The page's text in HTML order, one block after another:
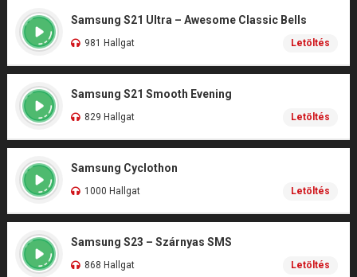
Samsung S21 Ultra – Awesome Classic Bells
981 Hallgat Letöltés
Samsung S21 Smooth Evening
829 Hallgat Letöltés
Samsung Cyclothon
1000 Hallgat Letöltés
Samsung S23 – Szárnyas SMS
868 Hallgat Letöltés